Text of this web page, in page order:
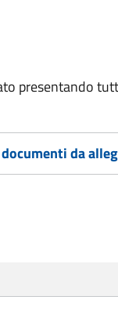
presentando
da